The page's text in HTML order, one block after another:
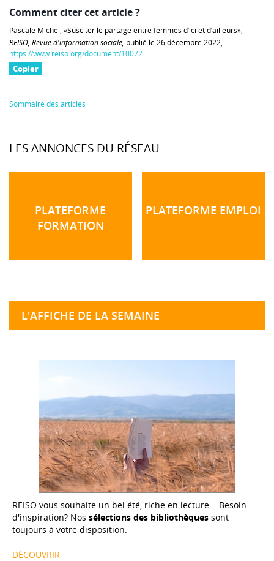
Comment citer cet article ?
Pascale Michel, «Susciter le partage entre femmes d’ici et d’ailleurs»,
REISO, Revue d'information sociale, publié le 26 décembre 2022,
https://www.reiso.org/document/10072
Copier
Sommaire des articles
LES ANNONCES DU RÉSEAU
PLATEFORME
FORMATION
PLATEFORME EMPLOI
L'AFFICHE DE LA SEMAINE
REISO vous souhaite un bel été, riche en lecture... Besoin
d'inspiration? Nos sélections des bibliothèques sont
toujours à votre disposition.
DÉCOUVRIR